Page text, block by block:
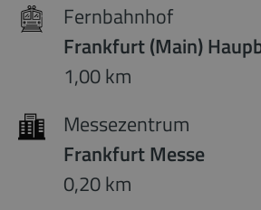
Fernbahnhof
Frankfurt (Main)
1,00 km
Messezentrum
Frankfurt Messe
0,20 km